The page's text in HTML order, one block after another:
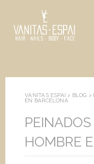
VANITAS ESPAI > BLOG >
EN BARCELONA
HOMBRE